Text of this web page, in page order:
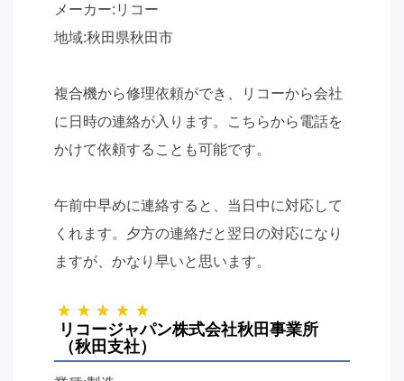
メーカー:リコー
地域:秋田県秋田市
複合機から修理依頼ができ、リコーから会社
に日時の連絡が入ります。こちらから電話を
かけて依頼することも可能です。
午前中早めに連絡すると、当日中に対応して
くれます。夕方の連絡だと翌日の対応になり
ますが、かなり早いと思います。
リコージャパン株式会社秋田事業所
（秋田支社）